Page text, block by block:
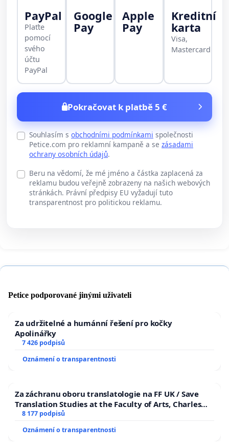
PayPal
Plaťte
pomocí
svého
účtu
PayPal
Google
Pay
Apple
Pay
Kreditní
karta
Visa,
Mastercard
Pokračovat k platbě 5 €
Souhlasím s obchodními podmínkami společnosti
Petice.com pro reklamní kampaně a se zásadami
ochrany osobních údajů.
Beru na vědomí, že mé jméno a částka zaplacená za
reklamu budou veřejně zobrazeny na našich webových
stránkách. Právní předpisy EU vyžadují tuto
transparentnost pro politickou reklamu.
Petice podporované jinými uživateli
Za udržitelné a humánní řešení pro kočky
Apolinářky
7 426 podpisů
Oznámení o transparentnosti
Za záchranu oboru translatologie na FF UK / Save
Translation Studies at the Faculty of Arts, Charles
University
8 177 podpisů
Oznámení o transparentnosti